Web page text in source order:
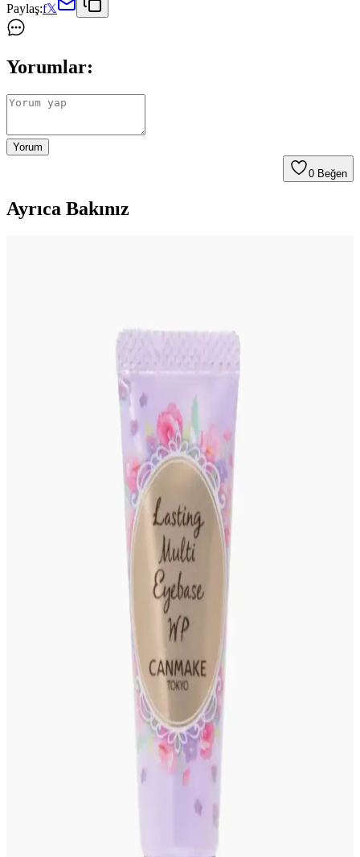
Paylaş:f𝕏
Yorumlar:
Yorum
0 Beğen
Ayrıca Bakınız
ön plana çıkaran alternatif bir stil sunuyor.
Gelin Makyajında Doğallık ve Kalıcılık İçin Temel
İpuçları ve Teknikler
Gelin makyajında doğal görünüm ile profesyonel fotoğraflarda
belirginlik dengelenmeli. Kaş, göz, allık, highlighter ve dudak
uygulamalarında doğru renk ve teknikler kullanılmalı, makyaj
Asimetrik Gözlerde Takma Kirpik Kullanımı İçin
Teknikler ve Uygulama Yöntemleri
Asimetrik gözlerde takma kirpik uygulaması, kirpiklerin kesilmesi,
bölümlere ayrılması ve bireysel demet kullanımıyla kişiye özel
uyarlanır. Bu yöntemler gözlerin simetrik görünmesini sağlar.
Costco Japonya'da Güneş Koruyucu Ürün
Çeşitliliği, Fiyatlar ve Üyelik Avantajları
Costco Japonya, Japon ve Kore markalarının güneş koruyucularını
dengeli sunuyor. Fiyatlar yerel eczanelerle benzer, ancak paket
avantajları ve üyelik ayrıcalıkları alışverişi cazip kılıyor.
Ulta Beauty Collection #210 Ruj: Renk Özellikleri,
İsimlendirme ve Tarihçesi
Ulta Beauty Collection #210 ruj, soğuk alt tonlu mürdüm-üzüm
rengi ve ışıltılı yapısıyla 90'lar estetiğini yansıtır. İsim yerine numara
kullanımı, ürünün sınırlı üretim ve tarihçesini öne çıkarır.
Gyaru Makyaj Stili ve Kullanılan Ürünlerle Canlı